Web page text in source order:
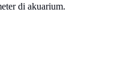
di akuarium.